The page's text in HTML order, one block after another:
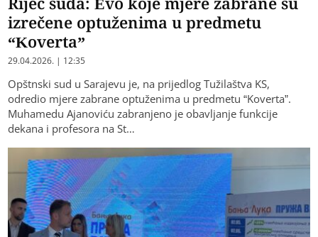
izrečene optuženima u predmetu
“Koverta”
29.04.2026. | 12:35
Opštnski sud u Sarajevu je, na prijedlog Tužilaštva KS,
odredio mjere zabrane optuženima u predmetu “Koverta”.
Muhamedu Ajanoviću zabranjeno je obavljanje funkcije
dekana i profesora na St…